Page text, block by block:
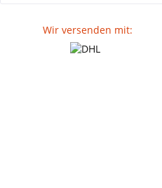
Wir versenden mit: